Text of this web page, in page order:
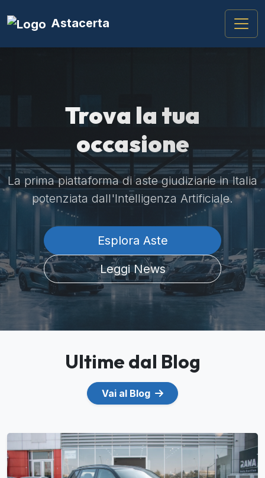
Astacerta
Trova la tua
occasione
La prima piattaforma di aste giudiziarie in Italia
potenziata dall'Intelligenza Artificiale.
Esplora Aste
Leggi News
Ultime dal Blog
Vai al Blog